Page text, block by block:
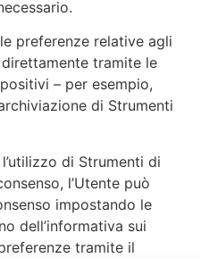
preferenze relative agli
tramite le
– per esempio,
di Strumenti
di Strumenti di
l’Utente può
impostando le
dell’informativa sui
tramite il